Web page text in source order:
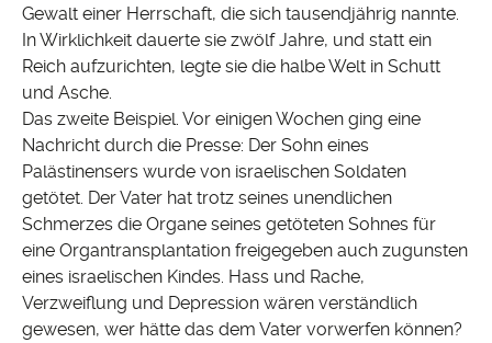
Gewalt einer Herrschaft, die sich tausendjährig nannte.
In Wirklichkeit dauerte sie zwölf Jahre, und statt ein
Reich aufzurichten, legte sie die halbe Welt in Schutt
und Asche.
Das zweite Beispiel. Vor einigen Wochen ging eine
Nachricht durch die Presse: Der Sohn eines
Palästinensers wurde von israelischen Soldaten
getötet. Der Vater hat trotz seines unendlichen
Schmerzes die Organe seines getöteten Sohnes für
eine Organtransplantation freigegeben auch zugunsten
eines israelischen Kindes. Hass und Rache,
Verzweiflung und Depression wären verständlich
gewesen, wer hätte das dem Vater vorwerfen können?